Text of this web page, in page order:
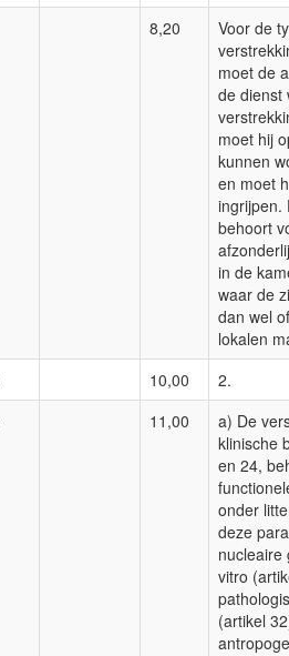
8,20
Voor de
moet de
de dienst
moet hij
kunnen
en moet
ingrijpen.
behoort
in de
waar de
dan wel
lokalen
10,00
2.
11,00
a) De
klinische
en 24,
onder
deze
nucleaire
vitro
(artikel